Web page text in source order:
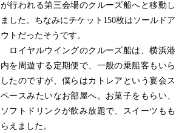
が行われる第三会場のクルーズ船へと移動し
ました。ちなみにチケット150枚はソールドア
ウトだったそうです。
ロイヤルウイングのクルーズ船は、横浜港
内を周遊する定期便で、一般の乗船客もいら
したのですが、僕らはカトレアという宴会ス
ペースみたいなお部屋へ。お菓子をもらい、
ソフトドリンクが飲み放題で、スイーツもも
らえました。